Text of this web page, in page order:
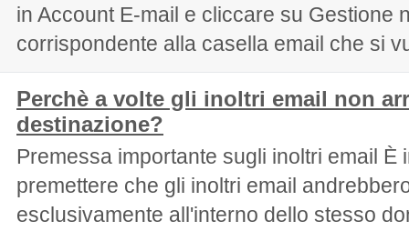
in Account E-mail e cliccare su Gestione
corrispondente alla casella email che si
Perchè a volte gli inoltri email non
destinazione?
Premessa importante sugli inoltri email È
premettere che gli inoltri email
esclusivamente all'interno dello stesso